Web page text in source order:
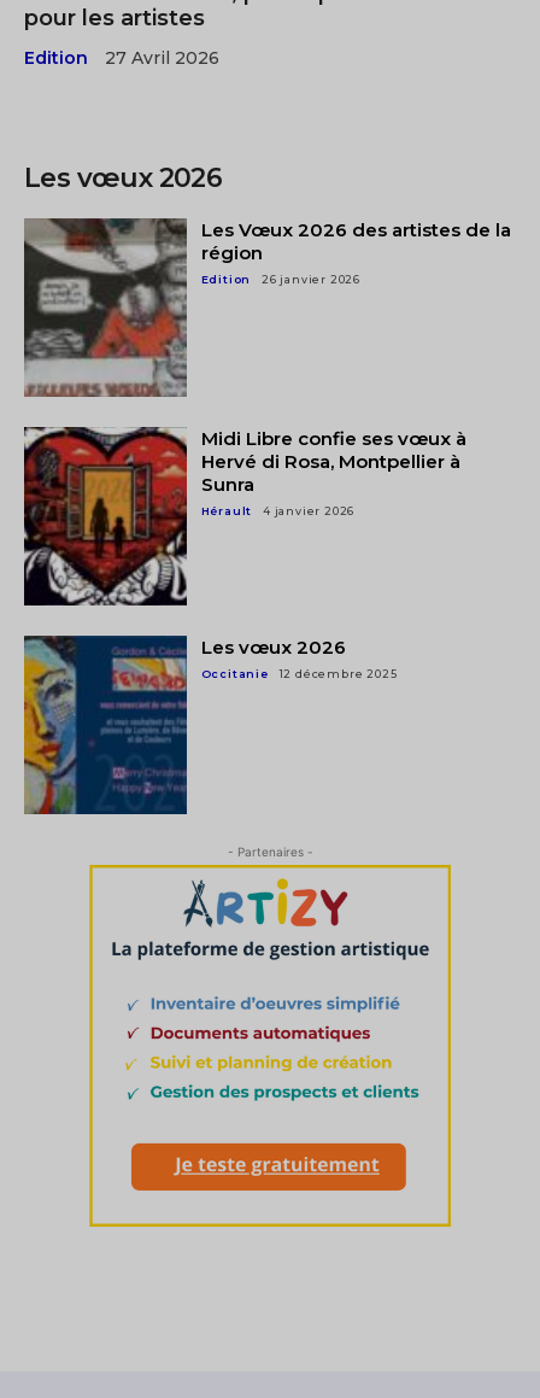
pour les artistes
Edition 27 Avril 2026
Les vœux 2026
Les Vœux 2026 des artistes de la
région
Edition 26 janvier 2026
Midi Libre confie ses vœux à
Hervé di Rosa, Montpellier à
Sunra
Hérault 4 janvier 2026
Les vœux 2026
Occitanie 12 décembre 2025
- Partenaires -